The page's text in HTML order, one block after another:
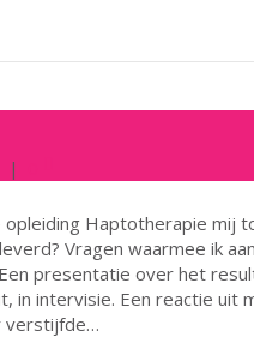
|
Haptotherapie mij
Vragen waarmee ik
presentatie over het
in intervisie. Een reactie uit
verstijfde…